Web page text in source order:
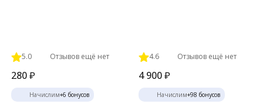
5.0 Отзывов ещё нет
280₽
Начислим+6 бонусов
4.6 Отзывов ещё нет
4 900 ₽
Начислим+98 бонусов